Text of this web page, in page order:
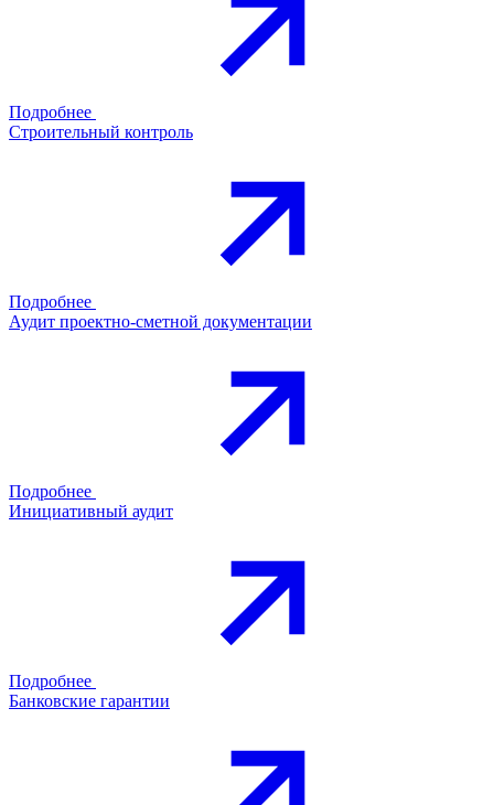
Подробнее
Строительный контроль
Подробнее
Аудит проектно-сметной документации
Подробнее
Инициативный аудит
Подробнее
Банковские гарантии